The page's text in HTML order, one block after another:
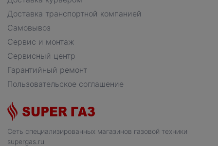
Сеть специализированных магазинов газовой техники
supergas.ru
Доставка транспортной компанией
Самовывоз
Сервис и монтаж
Сервисный центр
Гарантийный ремонт
Пользовательское соглашение